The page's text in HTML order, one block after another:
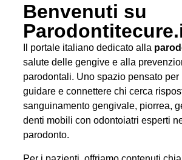
Benvenuti su
Il portale italiano dedicato alla
salute delle gengive e alla
parodontali. Uno spazio pensato per
guidare e connettere chi cerca
sanguinamento gengivale, piorrea,
denti mobili con odontoiatri esperti
parodonto.